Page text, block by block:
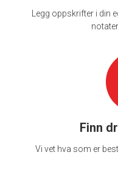
Legg oppskrifter i din
Finn
Vi vet hva som er